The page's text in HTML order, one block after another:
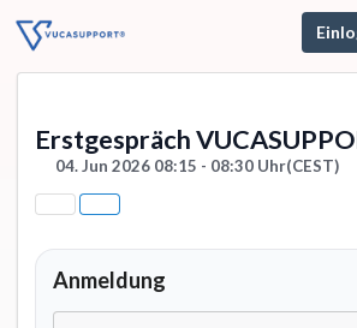
Erstgespräch
04. Jun 2026 08:15 - 08:30 Uhr(CEST)
Anmeldung